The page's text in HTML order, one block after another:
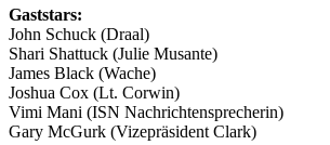
Gaststars:
John Schuck (Draal)
Shari Shattuck (Julie Musante)
James Black (Wache)
Joshua Cox (Lt. Corwin)
Vimi Mani (ISN Nachrichtensprecherin)
Gary McGurk (Vizepräsident Clark)